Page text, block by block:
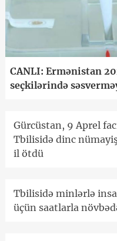
CANLI: Ermənistan
seçkilərində
Gürcüstan, 9 Aprel
Tbilisidə dinc
il ötdü
Tbilisidə minlərlə
üçün saatlarla